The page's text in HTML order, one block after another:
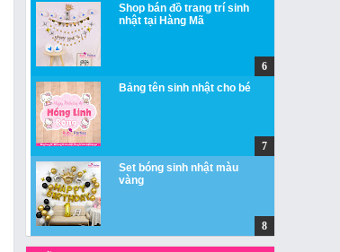
Shop bán đồ trang trí sinh
nhật tại Hàng Mã
Bảng tên sinh nhật cho bé
Set bóng sinh nhật màu
vàng